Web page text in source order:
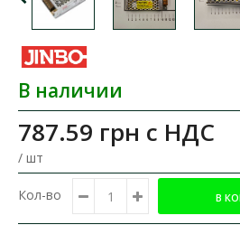
В наличии
787.59 грн с НДС
/ шт
Кол-во